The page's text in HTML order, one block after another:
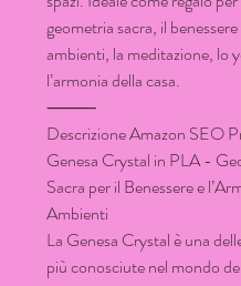
geometria sacra, il
ambienti, la meditazione, lo
l’armonia della casa.
⸻
Descrizione Amazon SEO
Genesa Crystal in PLA -
Sacra per il Benessere e
Ambienti
La Genesa Crystal è una
più conosciute nel mondo